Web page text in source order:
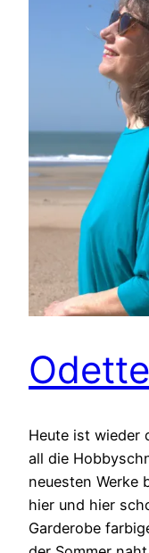
Heute ist wieder
all die
neuesten Werke
hier und hier
Garderobe